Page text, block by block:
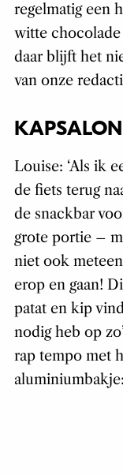
regelmatig een
witte chocolade
daar blijft het
van onze
Louise: ‘Als ik
de fiets terug
de snackbar
grote portie –
niet ook
erop en gaan!
patat en kip
nodig heb op
rap tempo met